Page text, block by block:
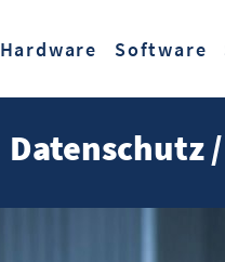
Hardware
Software
Datenschutz